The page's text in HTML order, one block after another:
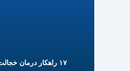
۱۷ راهکار درمان خجالت کودکان